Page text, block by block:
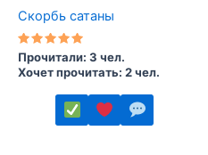
Скорбь сатаны
Оценка
5.00
из 5
Прочитали: 3 чел.
Хочет прочитать: 2 чел.